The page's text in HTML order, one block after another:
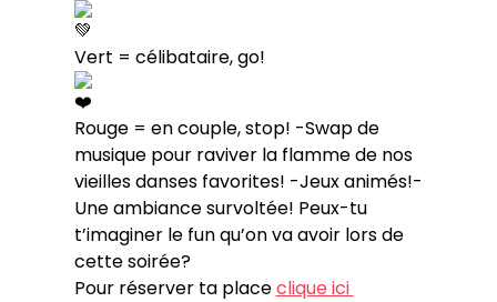
Vert = célibataire, go!
Rouge = en couple, stop! -Swap de
musique pour raviver la flamme de nos
vieilles danses favorites! -Jeux animés!-
Une ambiance survoltée! Peux-tu
t’imaginer le fun qu’on va avoir lors de
cette soirée?
Pour réserver ta placeclique ici